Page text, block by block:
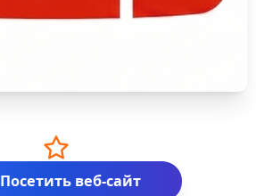
Посетить веб-сайт